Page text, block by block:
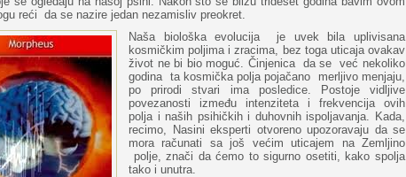
reći da se nazire jedan nezamisliv preokret.
Naša biološka evolucija je uvek bila uplivisana
kosmičkim poljima i zracima, bez toga uticaja ovakav
život ne bi bio moguć. Činjenica da se već nekoliko
godina ta kosmička polja pojačano merljivo menjaju,
po prirodi stvari ima posledice. Postoje vidljive
povezanosti između intenziteta i frekvencija ovih
polja i naših psihičkih i duhovnih ispoljavanja. Kada,
recimo, Nasini eksperti otvoreno upozoravaju da se
mora računati sa još većim uticajem na Zemljino
polje, znači da ćemo to sigurno osetiti, kako spolja
tako i unutra.